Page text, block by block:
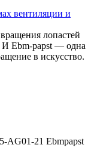
вентиляции и
лопастей
И Ebm-papst — одна
в искусство.
AG01-21 Ebmpapst